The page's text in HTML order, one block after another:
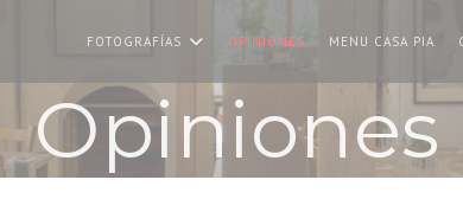
FOTOGRAFÍAS OPINIONES MENU CASA PIA
Opiniones